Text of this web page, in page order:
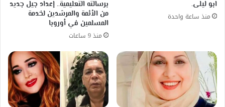
ابو ليلى.
منذ ساعة واحدة
برسالته التعليمية.. إعداد جيل جديد
من الأئمة والمرشدين لخدمة
المسلمين في أوروبا
منذ 9 ساعات